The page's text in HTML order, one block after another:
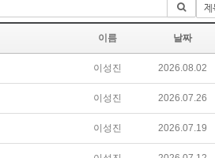
이름 날짜
이성진 2026.08.02
이성진 2026.07.26
이성진 2026.07.19